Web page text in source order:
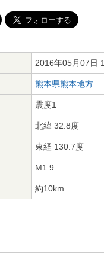
2016年05月07日
熊本県熊本地方
震度1
北緯 32.8度
東経 130.7度
M1.9
約10km